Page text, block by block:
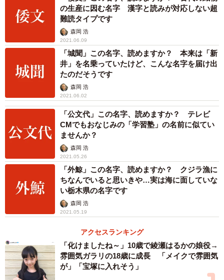
の生産に因む名字 漢字と読みが対応しない超
難読タイプです
森岡 浩
2021.06.09
「城聞」この名字、読めますか？ 本来は「新
井」を名乗っていたけど、こんな名字を届け出
たのだそうです
森岡 浩
2021.06.02
「公文代」この名字、読めますか？ テレビ
CMでもおなじみの「学習塾」の名前に似てい
ませんか？
森岡 浩
2021.05.26
「外鯨」この名字、読めますか？ クジラ漁に
ちなんでいると思いきや…実は海に面していな
い栃木県の名字です
森岡 浩
2021.05.19
アクセスランキング
「化けましたね～」10歳で綾瀬はるかの娘役→
雰囲気ガラリの18歳に成長 「メイクで雰囲気
が」「宝塚に入れそう」